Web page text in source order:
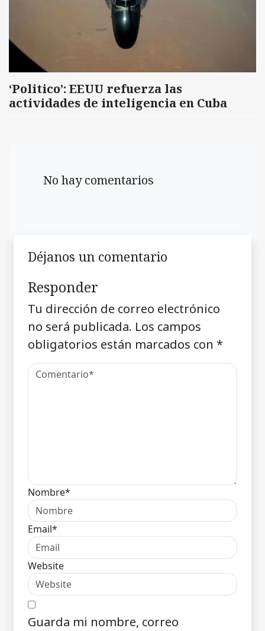
‘Politico’: EEUU refuerza las
actividades de inteligencia en Cuba
No hay comentarios
Déjanos un comentario
Responder
Tu dirección de correo electrónico
no será publicada. Los campos
obligatorios están marcados con *
Nombre*
Email*
Website
Guarda mi nombre, correo